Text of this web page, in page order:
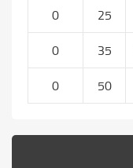
25
0
35
0
50
0